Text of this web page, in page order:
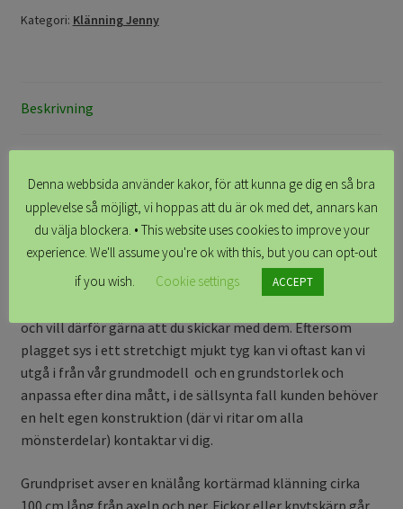
mängd
Kategori: Klänning Jenny
Beskrivning
Material: trikå av bomull 95% och lycra 5%. OEKOTEX.
Vi syr upp efter beställning – aktuell leveranstid se
köpinformation. Priset avser storlek 34–52 (jämför mot
och vill därför gärna att du skickar med dem. Eftersom
plagget sys i ett stretchigt mjukt tyg kan vi oftast kan vi
utgå i från vår grundmodell och en grundstorlek och
anpassa efter dina mått, i de sällsynta fall kunden behöver
en helt egen konstruktion (där vi ritar om alla
mönsterdelar) kontaktar vi dig.
Grundpriset avser en knälång kortärmad klänning cirka
Denna webbsida använder kakor, för att kunna ge dig en så bra
upplevelse så möjligt, vi hoppas att du är ok med det, annars kan
du välja blockera. • This website uses cookies to improve your
experience. We'll assume you're ok with this, but you can opt-out
if you wish.
Cookie settings ACCEPT